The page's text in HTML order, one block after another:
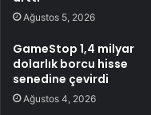
Ağustos 5, 2026
GameStop 1,4 milyar
dolarlık borcu hisse
senedine çevirdi
Ağustos 4, 2026